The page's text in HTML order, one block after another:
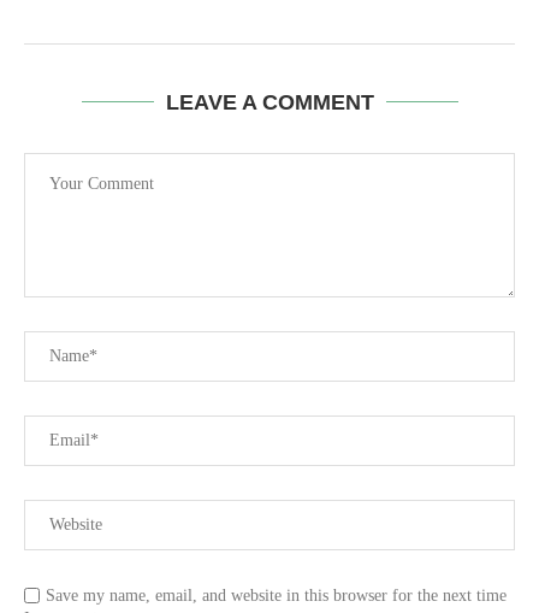
LEAVE A COMMENT
Save my name, email, and website in this browser for the next time